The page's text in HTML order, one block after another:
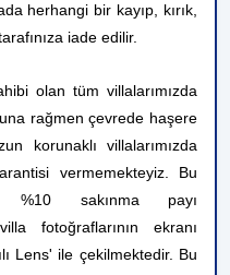
herhangi bir kayıp, kırık,
iade edilir.
olan tüm villalarımızda
rağmen çevrede haşere
korunaklı villalarımızda
vermemekteyiz. Bu
%10 sakınma payı
fotoğraflarının ekranı
Lens' ile çekilmektedir. Bu